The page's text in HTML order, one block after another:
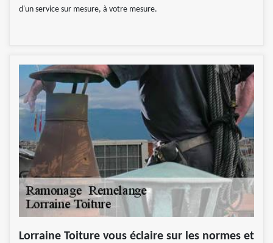
d'un service sur mesure, à votre mesure.
Lorraine Toiture vous éclaire sur les normes et